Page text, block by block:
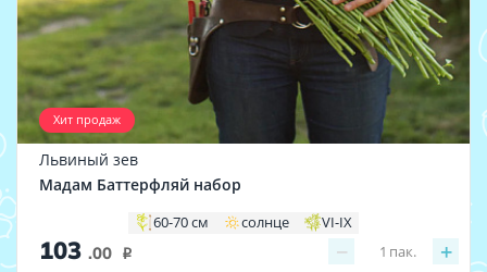
Хит продаж
Львиный зев
Мадам Баттерфляй набор
60-70 см солнце VI-IX
103 .00 i − +
1 пак.